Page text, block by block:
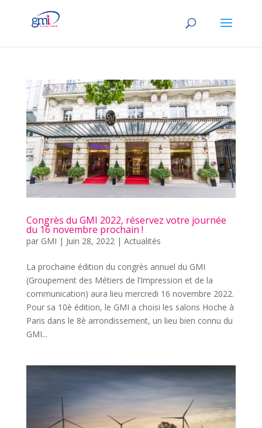
Congrès du GMI 2022, réservez votre journée
du 16 novembre prochain !
par GMI | Juin 28, 2022| Actualités
La prochaine édition du congrès annuel du GMI
(Groupement des Métiers de l’Impression et de la
communication) aura lieu mercredi 16 novembre 2022.
Pour sa 10è édition, le GMI a choisi les salons Hoche à
Paris dans le 8è arrondissement, un lieu bien connu du
GMI...